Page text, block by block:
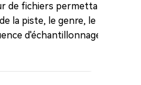
de fichiers permettant de
la piste, le genre, le débit
d'échantillonnage de la